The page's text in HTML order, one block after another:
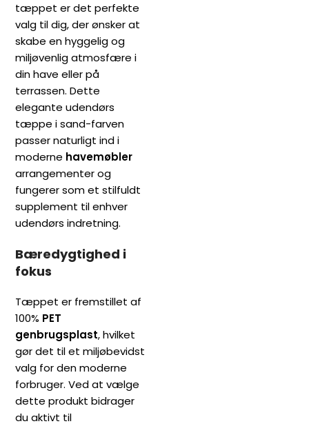
tæppet er det perfekte
valg til dig, der ønsker at
skabe en hyggelig og
miljøvenlig atmosfære i
din have eller på
terrassen. Dette
elegante udendørs
tæppe i sand-farven
passer naturligt ind i
moderne havemøbler
arrangementer og
fungerer som et stilfuldt
supplement til enhver
udendørs indretning.
Bæredygtighed i
fokus
Tæppet er fremstillet af
100% PET
genbrugsplast, hvilket
gør det til et miljøbevidst
valg for den moderne
forbruger. Ved at vælge
dette produkt bidrager
du aktivt til